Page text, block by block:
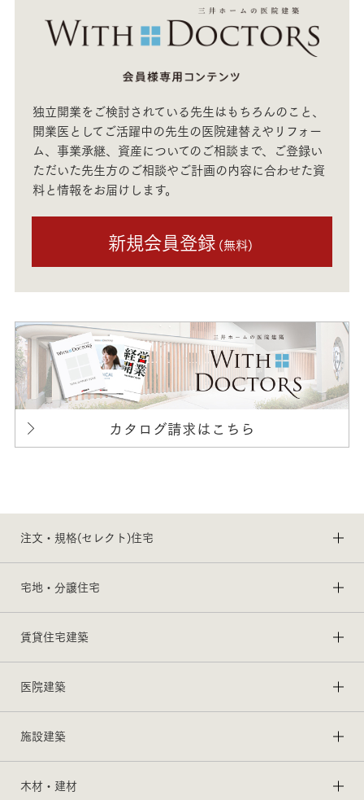
独立開業をご検討されている先生はもちろんのこと、
開業医としてご活躍中の先生の医院建替えやリフォー
ム、事業承継、資産についてのご相談まで、ご登録い
ただいた先生方のご相談やご計画の内容に合わせた資
料と情報をお届けします。
新規会員登録 (無料)
カタログ請求はこちら
注文・規格(セレクト)住宅
宅地・分譲住宅
賃貸住宅建築
医院建築
施設建築
木材・建材